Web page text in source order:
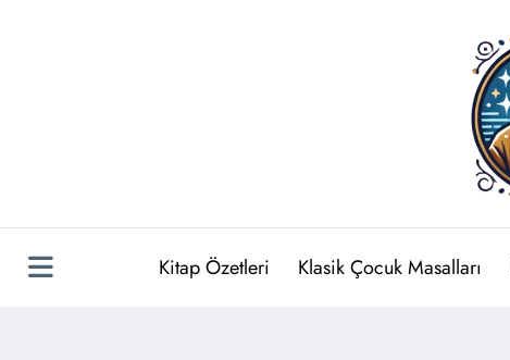
Kitap Özetleri Klasik Çocuk Masalları